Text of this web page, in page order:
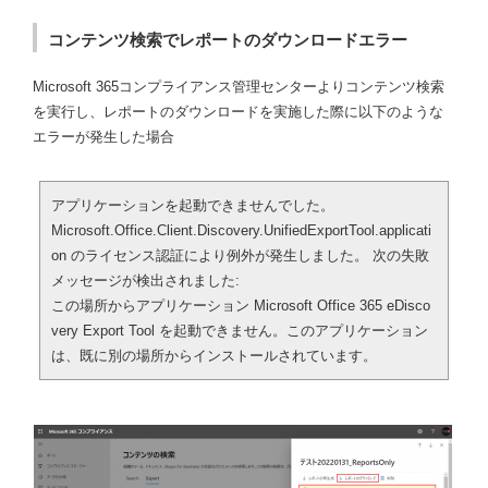
コンテンツ検索でレポートのダウンロードエラー
Microsoft 365コンプライアンス管理センターよりコンテンツ検索
を実行し、レポートのダウンロードを実施した際に以下のような
エラーが発生した場合
アプリケーションを起動できませんでした。
Microsoft.Office.Client.Discovery.UnifiedExportTool.applicati
on のライセンス認証により例外が発生しました。 次の失敗
メッセージが検出されました:
この場所からアプリケーション Microsoft Office 365 eDisco
very Export Tool を起動できません。このアプリケーション
は、既に別の場所からインストールされています。